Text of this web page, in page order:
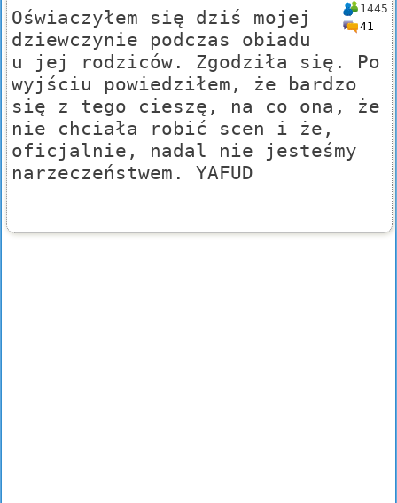
1445
41
Oświaczyłem się dziś mojej
dziewczynie podczas obiadu
u jej rodziców. Zgodziła się. Po
wyjściu powiedziłem, że bardzo
się z tego cieszę, na co ona, że
nie chciała robić scen i że,
oficjalnie, nadal nie jesteśmy
narzeczeństwem. YAFUD